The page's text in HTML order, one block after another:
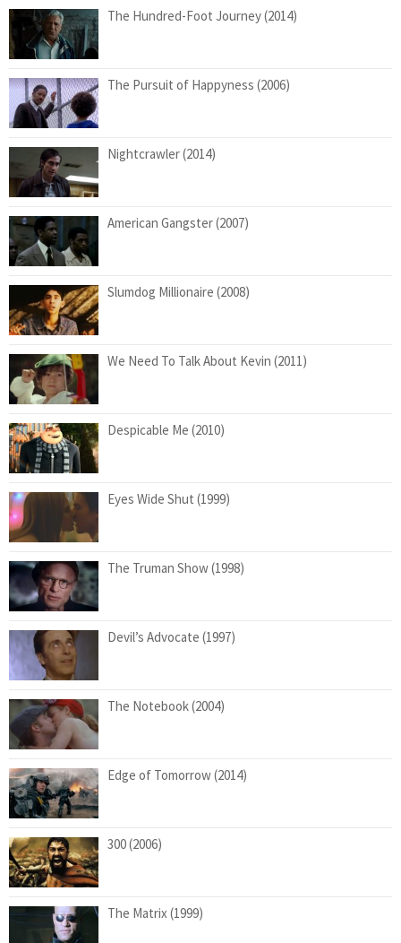
The Hundred-Foot Journey (2014)
The Pursuit of Happyness (2006)
Nightcrawler (2014)
American Gangster (2007)
Slumdog Millionaire (2008)
We Need To Talk About Kevin (2011)
Despicable Me (2010)
Eyes Wide Shut (1999)
The Truman Show (1998)
Devil’s Advocate (1997)
The Notebook (2004)
Edge of Tomorrow (2014)
300 (2006)
The Matrix (1999)